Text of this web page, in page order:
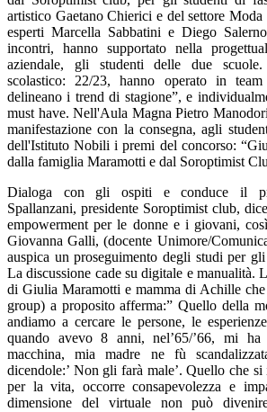
artistico Gaetano Chierici e del settore
esperti Marcella Sabbatini e Diego
incontri, hanno supportato nella
aziendale, gli studenti delle due
scolastico: 22/23,hanno operato in
delineano i trend di stagione”, e
must have. Nell'Aula Magna Pietro
manifestazione con la consegna, agli
dell'Istituto Nobili i premi del concorso:
dalla famiglia Maramotti e dal Soroptimist
Dialoga con gli ospiti e conduce il
Spallanzani, presidente Soroptimist club,
empowerment per le donne e i giovani,
Giovanna Galli, (docente Unimore/
auspica un proseguimento degli studi per
La discussione cade su digitale e manualità.
di Giulia Maramotti e mamma di Achille
group) a proposito afferma:” Quello della
andiamo a cercare le persone, le
quando avevo 8 anni, nel’65/’66, mi
macchina, mia madre ne fù
dicendole:’ Non gli farà male’. Quello che
per la vita, occorre consapevolezza e
dimensione del virtuale non può